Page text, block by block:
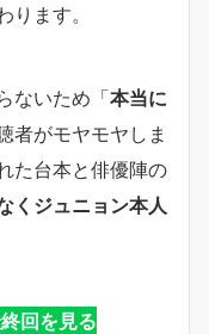
ります。
ないため「本当に
者がモヤモヤしま
た台本と俳優陣の
くジュニョン本人
回を見る